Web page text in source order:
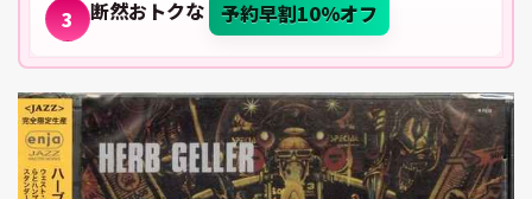
3 断然おトクな 予約早割10%オフ